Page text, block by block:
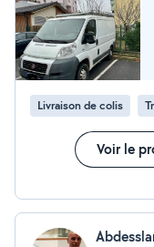
Livraison de colis
Voir le